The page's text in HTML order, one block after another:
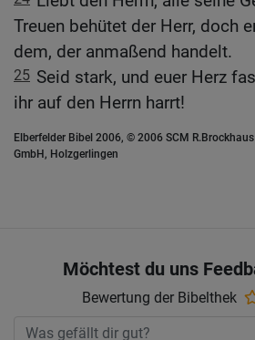
Treuen behütet der Herr, doch
dem, der anmaßend handelt.
25 Seid stark, und euer Herz
ihr auf den Herrn harrt!
Elberfelder Bibel 2006, © 2006 SCM
GmbH, Holzgerlingen
Möchtest du uns
Bewertung der Bibelthek